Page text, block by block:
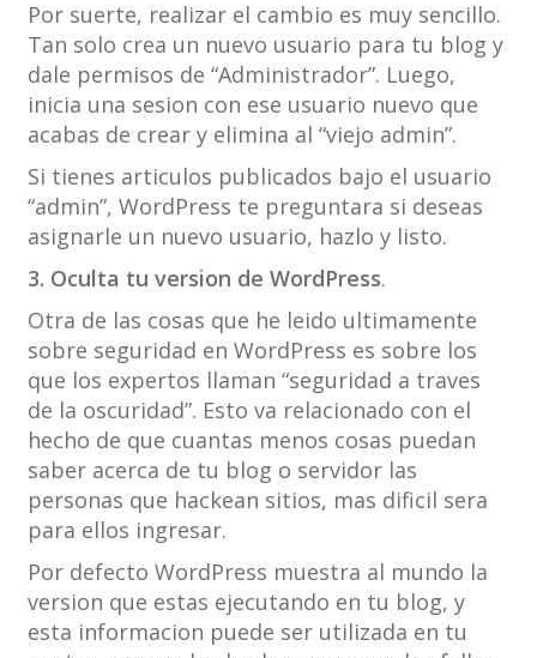
Por suerte, realizar el cambio es muy sencillo.
Tan solo crea un nuevo usuario para tu blog y
dale permisos de “Administrador”. Luego,
inicia una sesion con ese usuario nuevo que
acabas de crear y elimina al “viejo admin”.
Si tienes articulos publicados bajo el usuario
“admin”, WordPress te preguntara si deseas
asignarle un nuevo usuario, hazlo y listo.
3. Oculta tu version de WordPress.
Otra de las cosas que he leido ultimamente
sobre seguridad en WordPress es sobre los
que los expertos llaman “seguridad a traves
de la oscuridad”. Esto va relacionado con el
hecho de que cuantas menos cosas puedan
saber acerca de tu blog o servidor las
personas que hackean sitios, mas dificil sera
para ellos ingresar.
Por defecto WordPress muestra al mundo la
version que estas ejecutando en tu blog, y
esta informacion puede ser utilizada en tu